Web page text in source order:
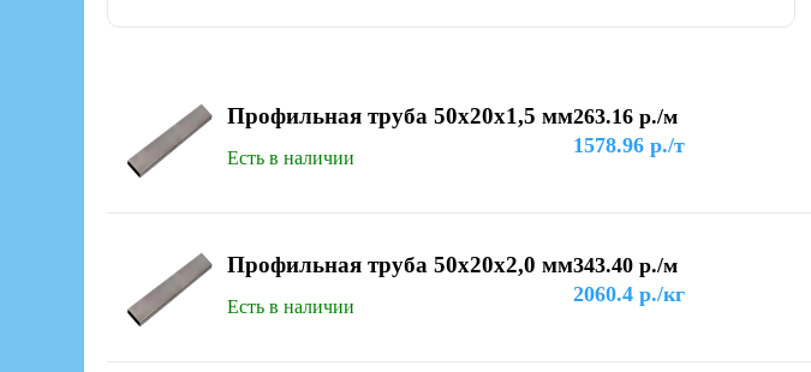
Профильная труба 50х20х1,5 мм
Есть в наличии
263.16 р./м
1578.96 р./т
Профильная труба 50х20х2,0 мм
Есть в наличии
343.40 р./м
2060.4 р./кг